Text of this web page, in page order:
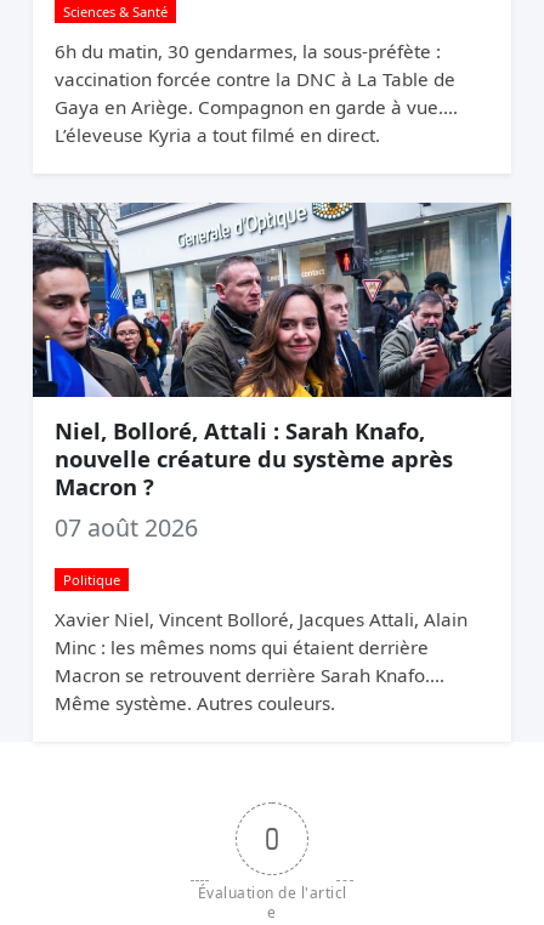
Sciences & Santé
6h du matin, 30 gendarmes, la sous-préfète :
vaccination forcée contre la DNC à La Table de
Gaya en Ariège. Compagnon en garde à vue.
L’éleveuse Kyria a tout filmé en direct.
Niel, Bolloré, Attali : Sarah Knafo,
nouvelle créature du système après
Macron ?
07 août 2026
Politique
Xavier Niel, Vincent Bolloré, Jacques Attali, Alain
Minc : les mêmes noms qui étaient derrière
Macron se retrouvent derrière Sarah Knafo.
Même système. Autres couleurs.
0
Évaluation de l'articl
e